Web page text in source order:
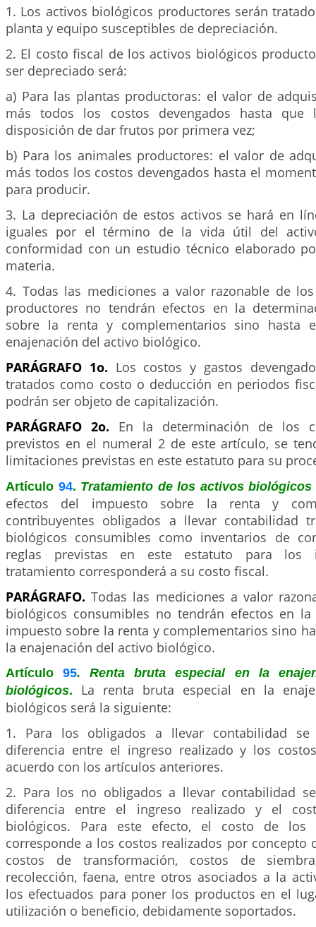
1. Los activos biológicos productores serán
planta y equipo susceptibles de depreciación.
2. El costo fiscal de los activos biológicos
ser depreciado será:
a) Para las plantas productoras: el valor de
más todos los costos devengados hasta
disposición de dar frutos por primera vez;
b) Para los animales productores: el valor de
más todos los costos devengados hasta el
para producir.
3. La depreciación de estos activos se hará en
iguales por el término de la vida útil del
conformidad con un estudio técnico elaborado
materia.
4. Todas las mediciones a valor razonable de
productores no tendrán efectos en la
sobre la renta y complementarios sino hasta
enajenación del activo biológico.
PARÁGRAFO 1o. Los costos y gastos
tratados como costo o deducción en periodos
podrán ser objeto de capitalización.
PARÁGRAFO 2o. En la determinación de los
previstos en el numeral 2 de este artículo, se
limitaciones previstas en este estatuto para su
Artículo 94. Tratamiento de los activos biológicos
efectos del impuesto sobre la renta y
contribuyentes obligados a llevar contabilidad
biológicos consumibles como inventarios de
reglas previstas en este estatuto para los
tratamiento corresponderá a su costo fiscal.
PARÁGRAFO.Todas las mediciones a valor
biológicos consumibles no tendrán efectos en
impuesto sobre la renta y complementarios sino
la enajenación del activo biológico.
Artículo95. Renta bruta especial en la
biológicos. La renta bruta especial en la
biológicos será la siguiente:
1. Para los obligados a llevar contabilidad
diferencia entre el ingreso realizado y los
acuerdo con los artículos anteriores.
2. Para los no obligados a llevar contabilidad
diferencia entre el ingreso realizado y el
biológicos. Para este efecto, el costo de los
corresponde a los costos realizados por concepto
costos de transformación, costos de
recolección, faena, entre otros asociados a la
los efectuados para poner los productos en el
utilización o beneficio, debidamente soportados.